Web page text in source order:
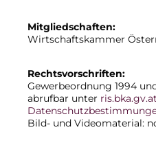
Mitgliedschaften:
Wirtschaftskammer
Rechtsvorschriften:
Gewerbeordnung 1994
abrufbar unter ris.bka.gv.at
Bild- und Videomaterial: